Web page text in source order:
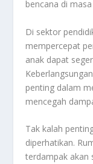
bencana di
Di sektor
mempercepat
anak dapat
penting dalam
mencegah
Tak kalah
diperhatikan.
terdampak akan